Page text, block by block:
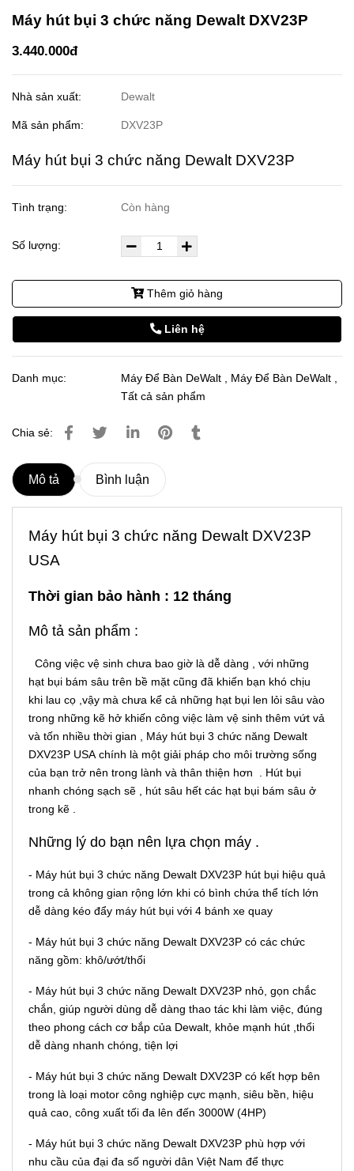
Máy hút bụi 3 chức năng Dewalt DXV23P
3.440.000đ
Nhà sản xuất: Dewalt
Mã sản phẩm: DXV23P
Máy hút bụi 3 chức năng Dewalt DXV23P
Tình trạng: Còn hàng
Số lượng:
Thêm giỏ hàng
Liên hệ
Danh mục: Máy Để Bàn DeWalt , Máy Để Bàn DeWalt ,
Tất cả sản phẩm
Chia sẻ:
Mô tả Bình luận
Máy hút bụi 3 chức năng Dewalt DXV23P
USA
Thời gian bảo hành : 12 tháng
Mô tả sản phẩm :
Công việc vệ sinh chưa bao giờ là dễ dàng , với những
hạt bụi bám sâu trên bề mặt cũng đã khiến bạn khó chịu
khi lau cọ ,vậy mà chưa kể cả những hạt bụi len lỏi sâu vào
trong những kẽ hở khiến công việc làm vệ sinh thêm vứt vả
và tốn nhiều thời gian , Máy hút bụi 3 chức năng Dewalt
DXV23P USA chính là một giải pháp cho môi trường sống
của bạn trở nên trong lành và thân thiện hơn . Hút bụi
nhanh chóng sạch sẽ , hút sâu hết các hạt bụi bám sâu ở
trong kẽ .
Những lý do bạn nên lựa chọn máy .
- Máy hút bụi 3 chức năng Dewalt DXV23P hút bụi hiệu quả
trong cả không gian rộng lớn khi có bình chứa thể tích lớn
dễ dàng kéo đẩy máy hút bụi với 4 bánh xe quay
- Máy hút bụi 3 chức năng Dewalt DXV23P có các chức
năng gồm: khô/ướt/thổi
- Máy hút bụi 3 chức năng Dewalt DXV23P nhỏ, gọn chắc
chắn, giúp người dùng dễ dàng thao tác khi làm việc, đúng
theo phong cách cơ bắp của Dewalt, khỏe mạnh hút ,thổi
dễ dàng nhanh chóng, tiện lợi
- Máy hút bụi 3 chức năng Dewalt DXV23P có kết hợp bên
trong là loại motor công nghiệp cực mạnh, siêu bền, hiệu
quả cao, công xuất tối đa lên đến 3000W (4HP)
- Máy hút bụi 3 chức năng Dewalt DXV23P phù hợp với
nhu cầu của đại đa số người dân Việt Nam để thực